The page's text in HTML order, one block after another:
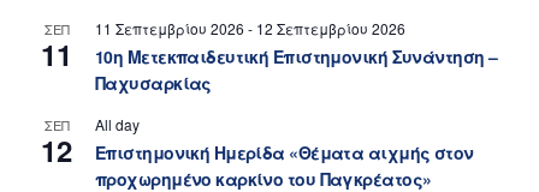
ΣΕΠ
11
11 Σεπτεμβρίου 2026 - 12 Σεπτεμβρίου 2026
10η Μετεκπαιδευτική Επιστημονική Συνάντηση –
Παχυσαρκίας
ΣΕΠ
12
All day
Επιστημονική Ημερίδα «Θέματα αιχμής στον
προχωρημένο καρκίνο του Παγκρέατος»